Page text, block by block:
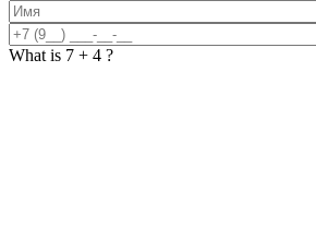
What is 7 + 4 ?